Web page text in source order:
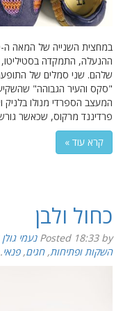
ההנעלה, התמקדה בסטיליטו,
שלהם. שני סמלים של התופעה
"סקס והעיר הגבוהה"
המעצב הספרדי מנולו בלניק
פרדיננד מרקוס, שכאשר
קרא עוד »
כחול ולבן
Posted 18:33by נעמי גולן
השקות ופתיחות,חגים,פנאי.